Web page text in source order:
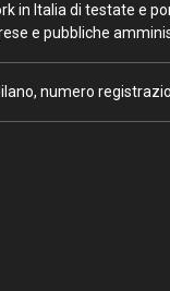
in Italia di testate e
e pubbliche
numero